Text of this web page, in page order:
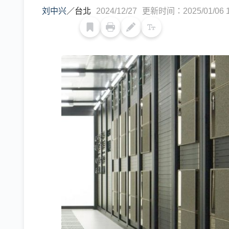
刘中兴／台北 2024/12/27 更新时间：2025/01/06